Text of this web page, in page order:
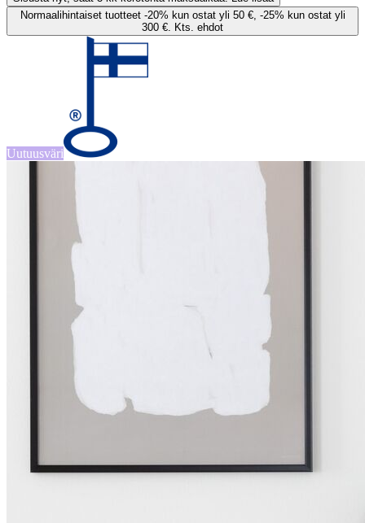
Normaalihintaiset tuotteet -20% kun ostat yli 50 €, -25% kun ostat yli
300 €. Kts. ehdot
Uutuusväri